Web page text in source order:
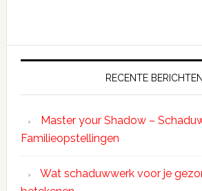
RECENTE BERICHTEN
Master your Shadow –
Familieopstellingen
Wat schaduwwerk voor je